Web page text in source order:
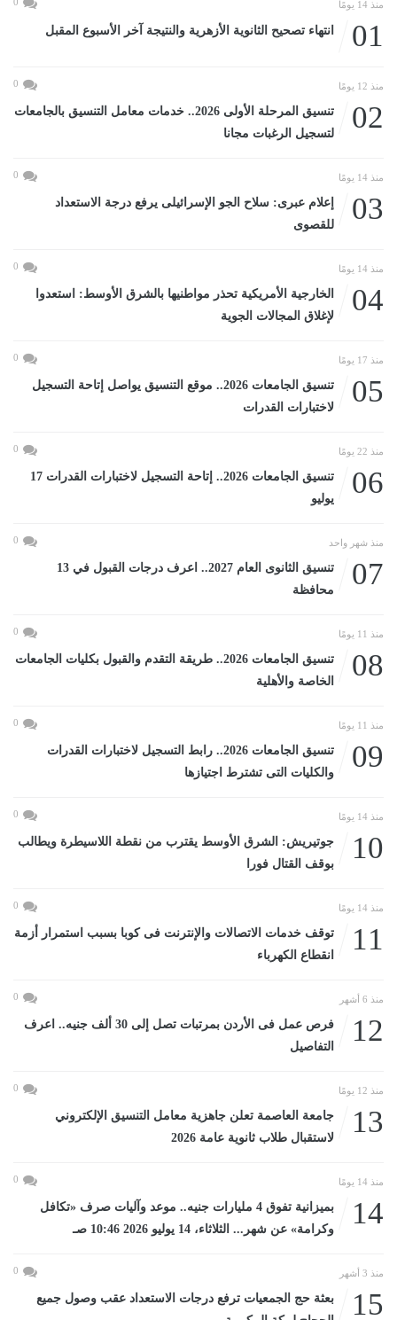
منذ 14 يومًا
01 انتهاء تصحيح الثانوية الأزهرية والنتيجة آخر الأسبوع المقبل
منذ 12 يومًا 0
02
تنسيق المرحلة الأولى 2026.. خدمات معامل التنسيق بالجامعات
لتسجيل الرغبات مجانا
منذ 14 يومًا 0
03
إعلام عبرى: سلاح الجو الإسرائيلى يرفع درجة الاستعداد
للقصوى
منذ 14 يومًا 0
04
الخارجية الأمريكية تحذر مواطنيها بالشرق الأوسط: استعدوا
لإغلاق المجالات الجوية
منذ 17 يومًا 0
05
تنسيق الجامعات 2026.. موقع التنسيق يواصل إتاحة التسجيل
لاختبارات القدرات
منذ 22 يومًا 0
06
تنسيق الجامعات 2026.. إتاحة التسجيل لاختبارات القدرات 17
يوليو
منذ شهر واحد 0
07
تنسيق الثانوى العام 2027.. اعرف درجات القبول في 13
محافظة
منذ 11 يومًا 0
08
تنسيق الجامعات 2026.. طريقة التقدم والقبول بكليات الجامعات
الخاصة والأهلية
منذ 11 يومًا 0
09
تنسيق الجامعات 2026.. رابط التسجيل لاختبارات القدرات
والكليات التى تشترط اجتيازها
منذ 14 يومًا 0
10
جوتيريش: الشرق الأوسط يقترب من نقطة اللاسيطرة ويطالب
بوقف القتال فورا
منذ 14 يومًا 0
11
توقف خدمات الاتصالات والإنترنت فى كوبا بسبب استمرار أزمة
انقطاع الكهرباء
منذ 6 أشهر 0
12
فرص عمل فى الأردن بمرتبات تصل إلى 30 ألف جنيه.. اعرف
التفاصيل
منذ 12 يومًا 0
13
جامعة العاصمة تعلن جاهزية معامل التنسيق الإلكتروني
لاستقبال طلاب ثانوية عامة 2026
منذ 14 يومًا 0
14
بميزانية تفوق 4 مليارات جنيه.. موعد وآليات صرف «تكافل
وكرامة» عن شهر... الثلاثاء، 14 يوليو 2026 10:46 صـ
منذ 3 أشهر 0
15
بعثة حج الجمعيات ترفع درجات الاستعداد عقب وصول جميع